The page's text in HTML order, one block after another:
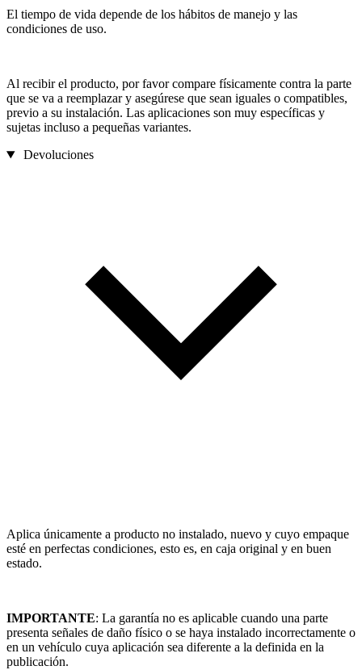
El tiempo de vida depende de los hábitos de manejo y las
condiciones de uso.
Al recibir el producto, por favor compare físicamente contra la parte
que se va a reemplazar y asegúrese que sean iguales o compatibles,
previo a su instalación. Las aplicaciones son muy específicas y
sujetas incluso a pequeñas variantes.
Devoluciones
Aplica únicamente a producto no instalado, nuevo y cuyo empaque
esté en perfectas condiciones, esto es, en caja original y en buen
estado.
IMPORTANTE: La garantía no es aplicable cuando una parte
presenta señales de daño físico o se haya instalado incorrectamente o
en un vehículo cuya aplicación sea diferente a la definida en la
publicación.